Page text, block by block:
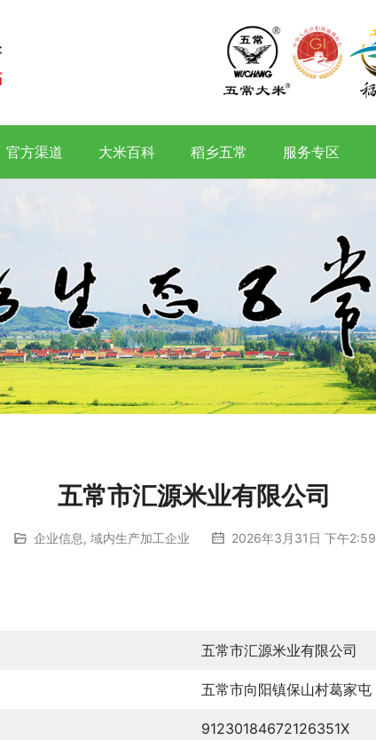
官方渠道 大米百科 稻乡五常 服务专区
五常市汇源米业有限公司
企业信息, 域内生产加工企业 2026年3月31日 下午2:59
五常市汇源米业有限公司
五常市向阳镇保山村葛家屯
91230184672126351X